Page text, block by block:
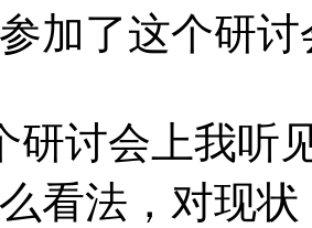
加了这个研讨
研讨会上我听
看法，对现